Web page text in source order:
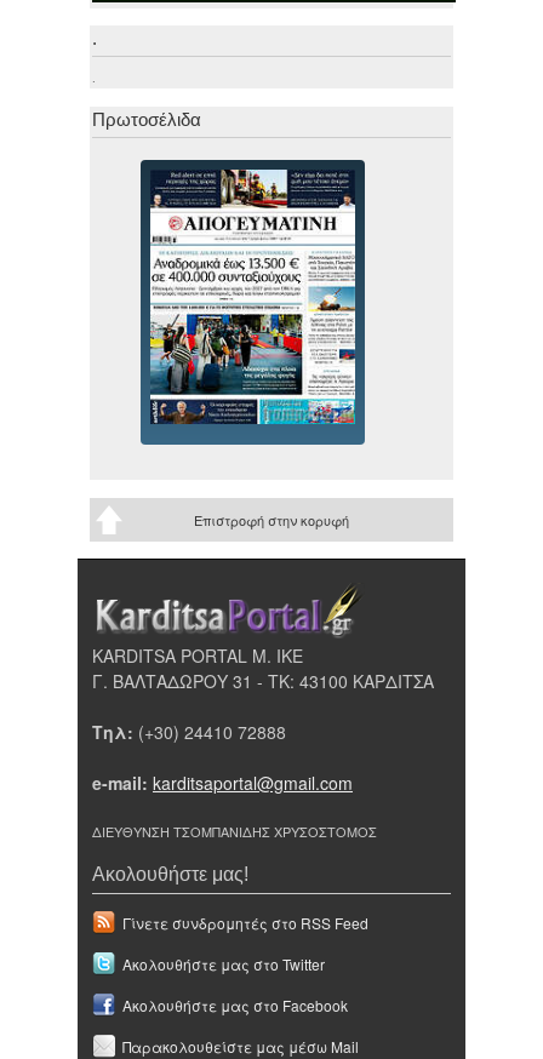
.
.
Πρωτοσέλιδα
Επιστροφή στην κορυφή
KARDITSA PORTAL Μ. ΙΚΕ
Γ. ΒΑΛΤΑΔΩΡΟΥ 31 - ΤΚ: 43100 ΚΑΡΔΙΤΣΑ
Τηλ: (+30) 24410 72888
e-mail: karditsaportal@gmail.com
ΔΙΕΥΘΥΝΣΗ ΤΣΟΜΠΑΝΙΔΗΣ ΧΡΥΣΟΣΤΟΜΟΣ
Ακολουθήστε μας!
Γίνετε συνδρομητές στο RSS Feed
Ακολουθήστε μας στο Twitter
Ακολουθήστε μας στο Facebook
Παρακολουθείστε μας μέσω Mail